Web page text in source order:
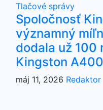
Tlačové správy
Spoločnosť
významný
dodala už 100
Kingston A400
máj 11, 2026 Redaktor